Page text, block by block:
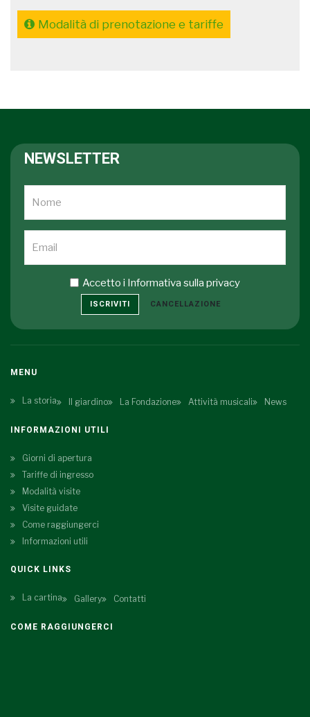
Modalità di prenotazione e tariffe
NEWSLETTER
Accetto i Informativa sulla privacy
ISCRIVITI CANCELLAZIONE
MENU
La storia Il giardino La Fondazione Attività musicali News
INFORMAZIONI UTILI
Giorni di apertura
Tariffe di ingresso
Modalità visite
Visite guidate
Come raggiungerci
Informazioni utili
QUICK LINKS
La cartina Gallery Contatti
COME RAGGIUNGERCI